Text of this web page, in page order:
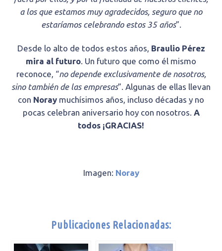
a los que estamos muy agradecidos, seguro que no
estaríamos celebrando estos 35 años”.
Desde lo alto de todos estos años, Braulio Pérez
mira al futuro. Un futuro que como él mismo
reconoce, “no depende exclusivamente de nosotros,
sino también de las empresas”. Algunas de ellas llevan
con Noray muchísimos años, incluso décadas y no
pocas celebran aniversario hoy con nosotros. A
todos ¡GRACIAS!
Imagen: Noray
Publicaciones Relacionadas: